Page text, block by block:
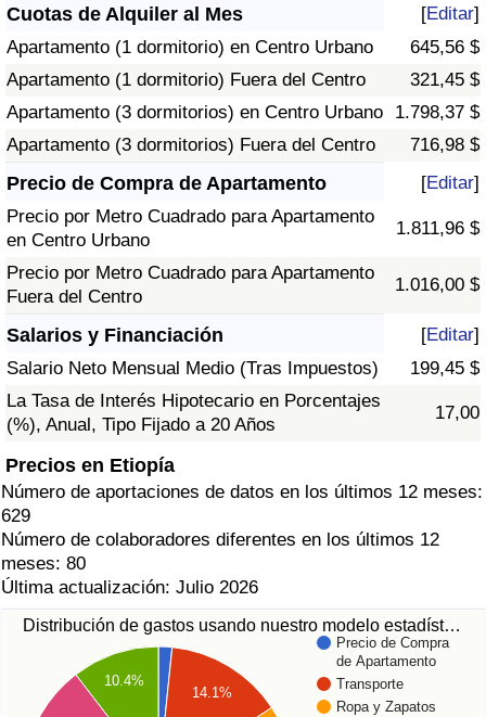
Cuotas de Alquiler al Mes [Editar]
Apartamento (1 dormitorio) en Centro Urbano
645,56 $
Apartamento (1 dormitorio) Fuera del Centro
321,45 $
Apartamento (3 dormitorios) en Centro Urbano
1.798,37 $
Apartamento (3 dormitorios) Fuera del Centro
716,98 $
Precio de Compra de Apartamento [Editar]
Precio por Metro Cuadrado para Apartamento
en Centro Urbano
1.811,96 $
Precio por Metro Cuadrado para Apartamento
Fuera del Centro
1.016,00 $
Salarios y Financiación [Editar]
Salario Neto Mensual Medio (Tras Impuestos)
199,45 $
La Tasa de Interés Hipotecario en Porcentajes
(%), Anual, Tipo Fijado a 20 Años
17,00
Precios en Etiopía
Número de aportaciones de datos en los últimos 12 meses:
629
Número de colaboradores diferentes en los últimos 12
meses: 80
Última actualización: Julio 2026
Distribución de gastos usando nuestro modelo estadíst…
Precio de Compra
de Apartamento
Transporte
Ropa y Zapatos
14.1%
10.4%